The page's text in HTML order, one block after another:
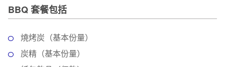
BBQ 套餐包括
燒烤炭（基本份量）
炭精（基本份量）